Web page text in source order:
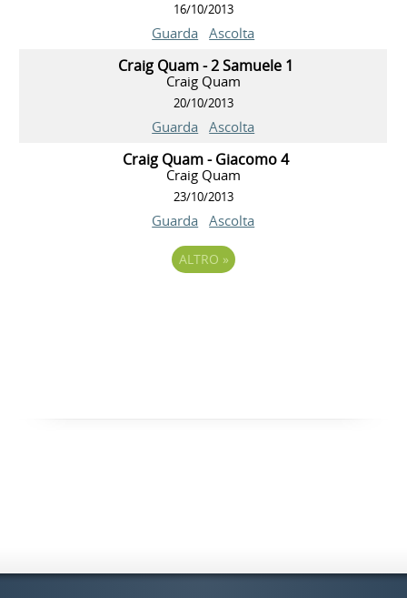
16/10/2013
Guarda Ascolta
Craig Quam - 2 Samuele 1
Craig Quam
20/10/2013
Guarda Ascolta
Craig Quam - Giacomo 4
Craig Quam
23/10/2013
Guarda Ascolta
ALTRO »